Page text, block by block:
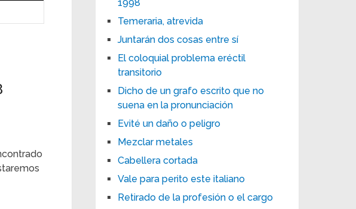
1998
Temeraria, atrevida
Juntarán dos cosas entre sí
El coloquial problema eréctil
transitorio
Dicho de un grafo escrito que no
suena en la pronunciación
Evité un daño o peligro
Mezclar metales
Cabellera cortada
Vale para perito este italiano
Retirado de la profesión o el cargo